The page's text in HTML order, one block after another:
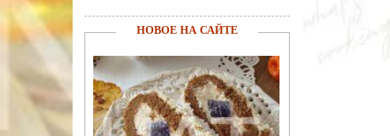
НОВОЕ НА САЙТЕ